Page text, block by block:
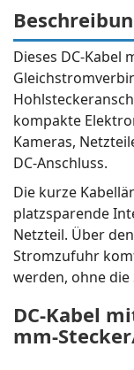
Dieses DC-Kabel
kompakte
Kameras,
DC-Anschluss.
Die kurze
platzsparende
Netzteil. Über
Stromzufuhr
werden, ohne
DC-Kabel
mm-